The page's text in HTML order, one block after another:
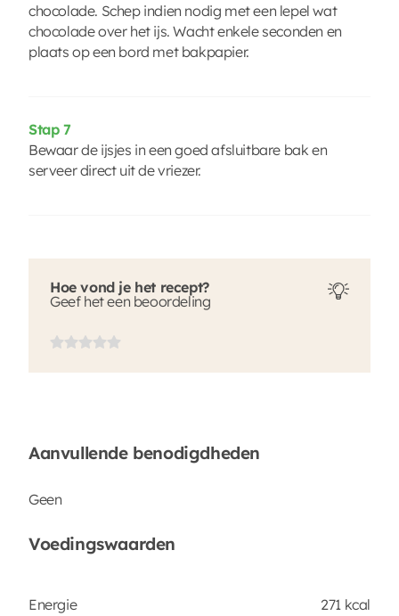
chocolade. Schep indien nodig met een lepel wat
chocolade over het ijs. Wacht enkele seconden en
plaats op een bord met bakpapier.
Stap 7
Bewaar de ijsjes in een goed afsluitbare bak en
serveer direct uit de vriezer.
Hoe vond je het recept?
Geef het een beoordeling
Aanvullende benodigdheden
Geen
Voedingswaarden
Energie 271 kcal